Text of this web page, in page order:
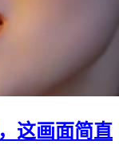
这画面简直